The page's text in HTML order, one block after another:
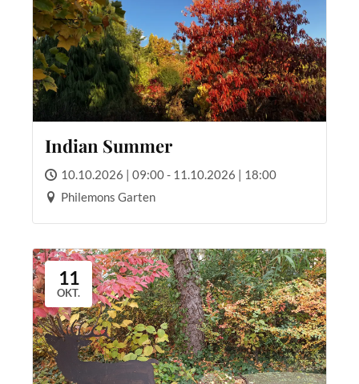
Indian Summer
10.10.2026 | 09:00 - 11.10.2026 | 18:00
Philemons Garten
11
OKT.